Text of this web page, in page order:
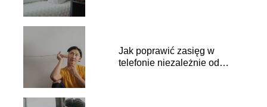
Jak poprawić zasięg w
telefonie niezależnie od